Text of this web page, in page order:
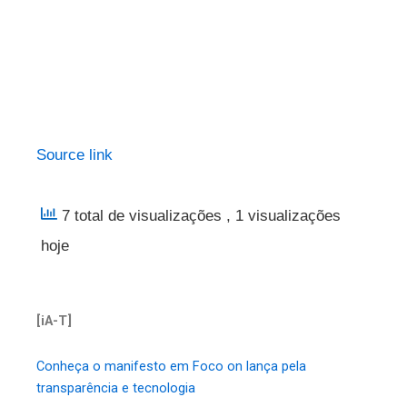
Source link
7 total de visualizações , 1 visualizações
hoje
[iA-T]
Conheça o manifesto em Foco on lança pela
transparência e tecnologia